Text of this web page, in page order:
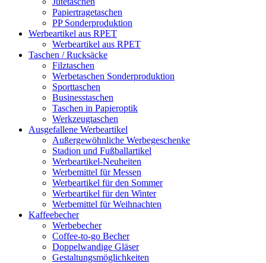
Papiertragetaschen
PP Sonderproduktion
Werbeartikel aus RPET
Werbeartikel aus RPET
Taschen / Rucksäcke
Filztaschen
Werbetaschen Sonderproduktion
Sporttaschen
Businesstaschen
Taschen in Papieroptik
Werkzeugtaschen
Ausgefallene Werbeartikel
Außergewöhnliche Werbegeschenke
Stadion und Fußballartikel
Werbeartikel-Neuheiten
Werbemittel für Messen
Werbeartikel für den Sommer
Werbeartikel für den Winter
Werbemittel für Weihnachten
Kaffeebecher
Werbebecher
Coffee-to-go Becher
Doppelwandige Gläser
Gestaltungsmöglichkeiten